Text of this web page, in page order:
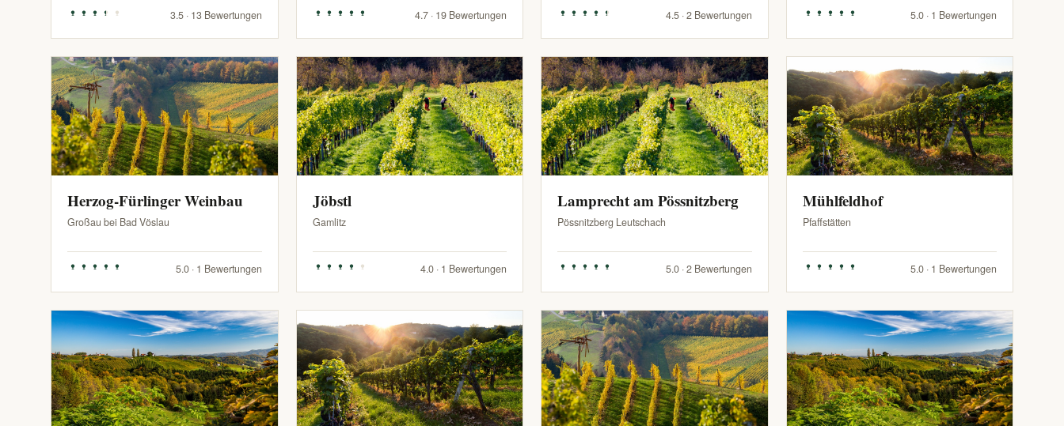
3.5 · 13 Bewertungen 4.7 · 19 Bewertungen 4.5 · 2 Bewertungen 5.0 · 1 Bewertungen
Herzog-Fürlinger Weinbau
Großau bei Bad Vöslau
5.0 · 1 Bewertungen
Jöbstl
Gamlitz
4.0 · 1 Bewertungen
Lamprecht am Pössnitzberg
Pössnitzberg Leutschach
5.0 · 2 Bewertungen
Mühlfeldhof
Pfaffstätten
5.0 · 1 Bewertungen